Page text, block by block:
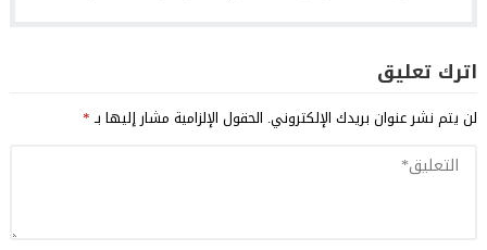
اترك تعليق
لن يتم نشر عنوان بريدك الإلكتروني. الحقول الإلزامية مشار إليها بـ*